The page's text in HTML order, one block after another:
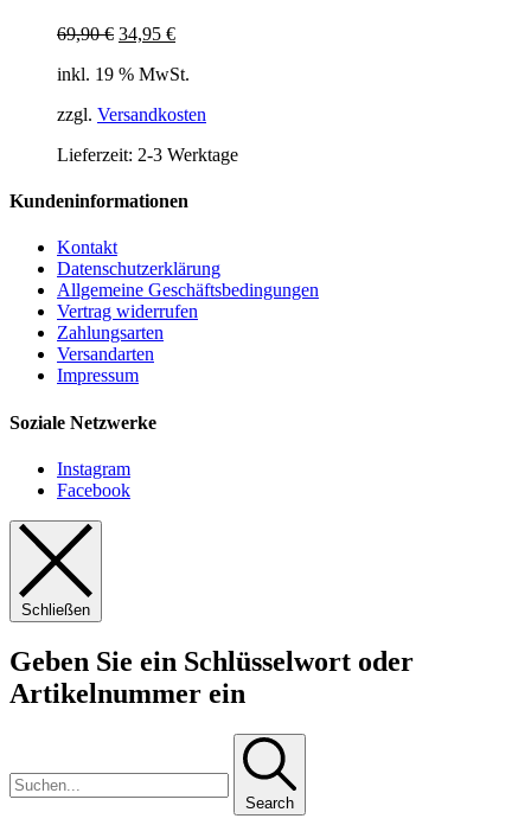
69,90€ Ursprünglicher
war:
34,95 €Aktueller
ist:
inkl. 19 % MwSt.
zzgl. Versandkosten
Lieferzeit: 2-3 Werktage
Kundeninformationen
Kontakt
Datenschutzerklärung
Allgemeine Geschäftsbedingungen
Vertrag widerrufen
Zahlungsarten
Versandarten
Impressum
Soziale Netzwerke
Instagram
Facebook
Schließen
Geben Sie ein Schlüsselwort oder
Artikelnummer ein
Search